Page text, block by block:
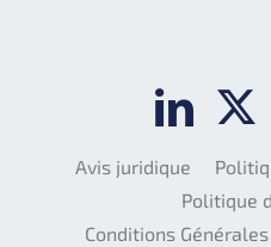
Avis juridique
Politique
Conditions